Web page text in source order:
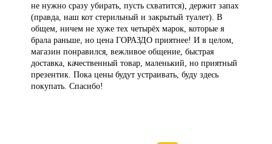
не нужно сразу убирать, пусть схватится), держит запах
(правда, наш кот стерильный и закрытый туалет). В
общем, ничем не хуже тех четырёх марок, которые я
брала раньше, но цена ГОРАЗДО приятнее! И в целом,
магазин понравился, вежливое общение, быстрая
доставка, качественный товар, маленький, но приятный
презентик. Пока цены будут устраивать, буду здесь
покупать. Спасибо!